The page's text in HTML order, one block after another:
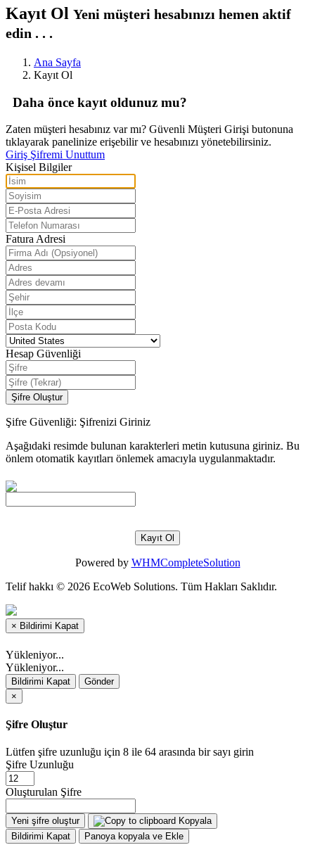
Kayıt Ol Yeni müşteri hesabınızı hemen aktif
edin . . .
Ana Sayfa
Kayıt Ol
Daha önce kayıt oldunuz mu?
Zaten müşteri hesabınız var mı? Güvenli Müşteri Girişi butonuna
tıklayarak panelinize erişebilir ve hesabınızı yönetebilirsiniz.
Giriş Şifremi Unuttum
Kişisel Bilgiler
Fatura Adresi
Hesap Güvenliği
Şifre Oluştur
Şifre Güvenliği: Şifrenizi Giriniz
Aşağıdaki resimde bulunan karakterleri metin kutusuna giriniz. Bu
önlem otomatik kayıtları önlemek amacıyla uygulanmaktadır.
Powered by WHMCompleteSolution
Telif hakkı © 2026 EcoWeb Solutions. Tüm Hakları Saklıdır.
× Bildirimi Kapat
Yükleniyor...
Yükleniyor...
Bildirimi Kapat
Gönder
×
Şifre Oluştur
Lütfen şifre uzunluğu için 8 ile 64 arasında bir sayı girin
Şifre Uzunluğu
Oluşturulan Şifre
Yeni şifre oluştur
Kopyala
Bildirimi Kapat
Panoya kopyala ve Ekle